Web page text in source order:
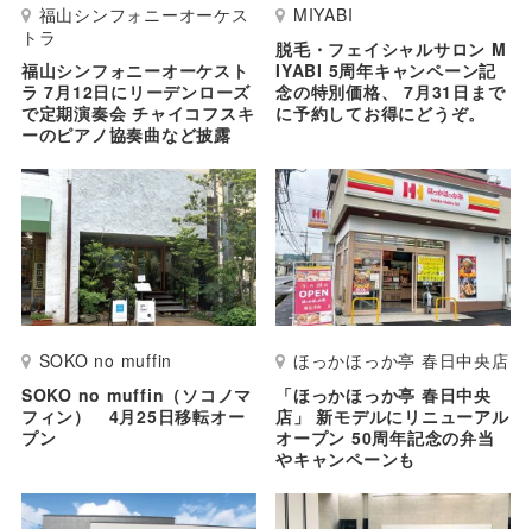
福山シンフォニーオーケス
トラ
福山シンフォニーオーケスト
ラ 7月12日にリーデンローズ
で定期演奏会 チャイコフスキ
ーのピアノ協奏曲など披露
MIYABI
脱毛・フェイシャルサロン M
IYABI 5周年キャンペーン記
念の特別価格、 7月31日まで
に予約してお得にどうぞ。
SOKO no muffin
SOKO no muffin（ソコノマ
フィン） 4月25日移転オー
プン
ほっかほっか亭 春日中央店
「ほっかほっか亭 春日中央
店」 新モデルにリニューアル
オープン 50周年記念の弁当
やキャンペーンも